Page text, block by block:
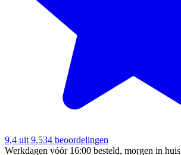
9,4 uit 9.534 beoordelingen
Werkdagen vóór 16:00 besteld, morgen in huis